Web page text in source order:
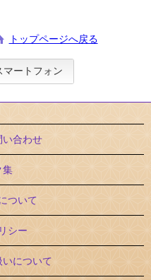
トップページへ戻る
マートフォン
い合わせ
集
ついて
シー
について